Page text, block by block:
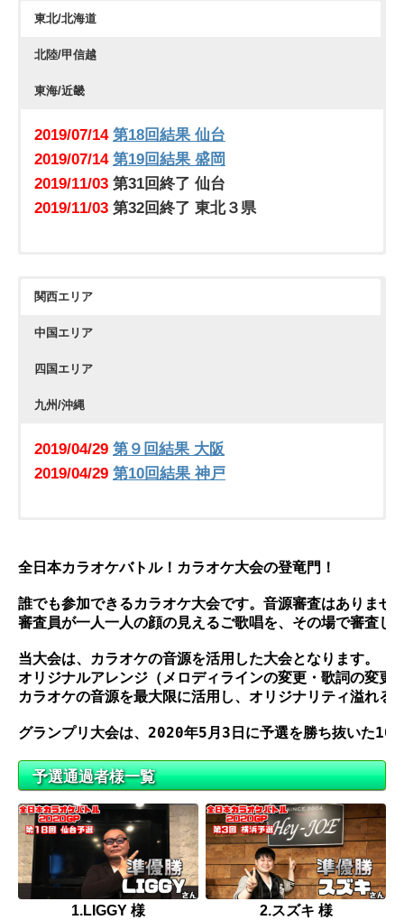
2019/12/22
↑他会場増枠にて中止になる場合があります↑
2019/04/27
2019/05/26
2019/06/16
2019/07/13 第17回結果 水戸
2019/08/10 第21回結果 八王子
2019/10/13 第29回結果 柏あふろや
2019/11/10 第30回終了 柏あふろや
東北/北海道
北陸/甲信越
東海/近畿
2019/07/14 第18回結果 仙台
2019/07/14 第19回結果 盛岡
2019/11/03 第31回終了 仙台
2019/11/03 第32回終了 東北３県
2019/04/28
2019/08/11
関西エリア
中国エリア
四国エリア
九州/沖縄
2019/04/29 第９回結果 大阪
2019/04/29 第10回結果 神戸
全日本カラオケバトル！カラオケ大会の登竜門！
誰でも参加できるカラオケ大会です。音源審査はありませ
審査員が一人一人の顔の見えるご歌唱を、その場で審査し
当大会は、カラオケの音源を活用した大会となります。
オリジナルアレンジ（メロディラインの変更・歌詞の変更
カラオケの音源を最大限に活用し、オリジナリティ溢れる
グランプリ大会は、2020年5月3日に予選を勝ち抜いた
予選通過者様一覧
1.LIGGY 様 2.スズキ 様